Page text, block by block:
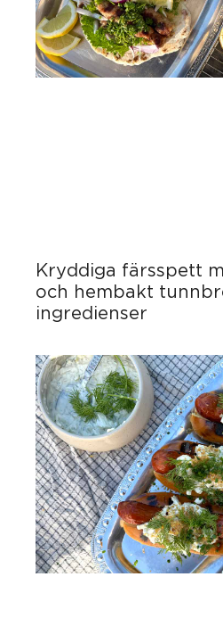
Kryddiga färsspett
och hembakt
ingredienser